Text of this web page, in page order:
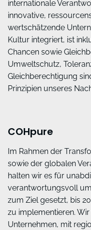
internationale
innovative,
wertschätzende
Kultur integriert, ist
Chancen sowie
Umweltschutz,
Gleichberechtigung
Prinzipien unseres
COHpure
Im Rahmen der
sowie der globalen
halten wir es für
verantwortungsvoll
zum Ziel gesetzt, bis
zu implementieren.
Unternehmen, mit